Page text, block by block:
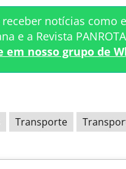
receber notícias como
e a Revista
em nosso grupo de
Transporte